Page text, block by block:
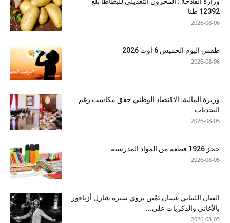
12392 طنا
2026-08-06
طقس اليوم الخميس 6 أوت 2026
2026-08-06
وزيرة المالية: الاقتصاد الوطني حقق مكاسب رغم
التحديات
2026-08-05
حجز 1926 قطعة من المواد المدرسية
2026-08-05
الفنان اللبناني غسان يَمِّين يروي سيرة شارل أزنافور
بالأغاني والذكريات على...
2026-08-05